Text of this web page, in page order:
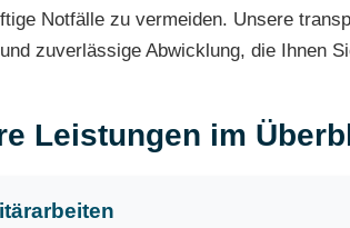
Notfälle zu vermeiden. Unsere
zuverlässige Abwicklung, die Ihnen
Leistungen im